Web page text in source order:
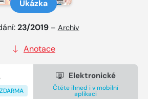
Ukázka
23/2019 – Archiv
Anotace
Elektronické
Čtěte ihned i v mobilní
aplikaci